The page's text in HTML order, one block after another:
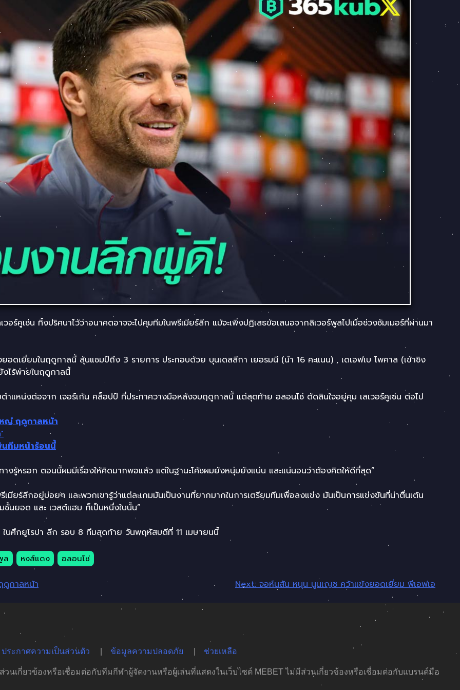
ร์คูเซ่น ทิ้งปริศนาไว้ว่าอนาคตอาจจะไปคุมทีมในพรีเมียร์ลีก แม้จะเพิ่งปฏิเสธข้อเสนอจากลิเวอร์พูลไปเมื่อช่วงซัมเมอร์ที่ผ่านมา
อดเยี่ยมในฤดูกาลนี้ ลุ้นแชมป์ถึง 3 รายการ ประกอบด้วย บุนเดสลีกา เยอรมนี (นำ 16 คะแนน) , เดเอฟเบ โพคาล (เข้าชิง
ไร้พ่ายในฤดูกาลนี้
ตำแหน่งต่อจาก เจอร์เก้น คล็อปป์ ที่ประกาศวางมือหลังจบฤดูกาลนี้ แต่สุดท้าย อลอนโซ่ ตัดสินใจอยู่คุม เลเวอร์คูเซ่น ต่อไป
ญ่ ฤดูกาลหน้า
นทีมหน้าร้อนนี้
งรู้หรอก ตอนนี้ผมมีเรื่องให้คิดมากพอแล้ว แต่ในฐานะโค้ชผมยังหนุ่มยังแน่น และแน่นอนว่าต้องคิดให้ดีที่สุด”
มียร์ลีกอยู่บ่อยๆ และพวกเขารู้ว่าแต่ละเกมมันเป็นงานที่ยากมากในการเตรียมทีมเพื่อลงแข่ง มันเป็นการแข่งขันที่น่าตื่นเต้น
นยอด และ เวสต์แฮม ก็เป็นหนึ่งในนั้น”
ในศึกยูโรปา ลีก รอบ 8 ทีมสุดท้าย วันพฤหัสบดีที่ 11 เมษายนนี้
ล หงส์แดง อลอนโซ่
ดูกาลหน้า Next: จอห์นสัน หนุน นูนเญซ คว้าแข้งยอดเยี่ยม พีเอฟเอ
ประกาศความเป็นส่วนตัว ข้อมูลความปลอดภัย ช่วยเหลือ
วนเกี่ยวข้องหรือเชื่อมต่อกับทีมกีฬาผู้จัดงานหรือผู้เล่นที่แสดงในเว็บไซต์ MEBET ไม่มีส่วนเกี่ยวข้องหรือเชื่อมต่อกับแบรนด์มือ